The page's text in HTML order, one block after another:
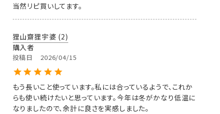
当然リピ買いしてます。
狸山齋狸宇婆 2
購入者
投稿日 2026/04/15
もう長いこと使っています。私には合っているようで、これか
らも使い続けたいと思っています。今年は冬がかなり低温に
なりましたので、余計に良さを実感しました。